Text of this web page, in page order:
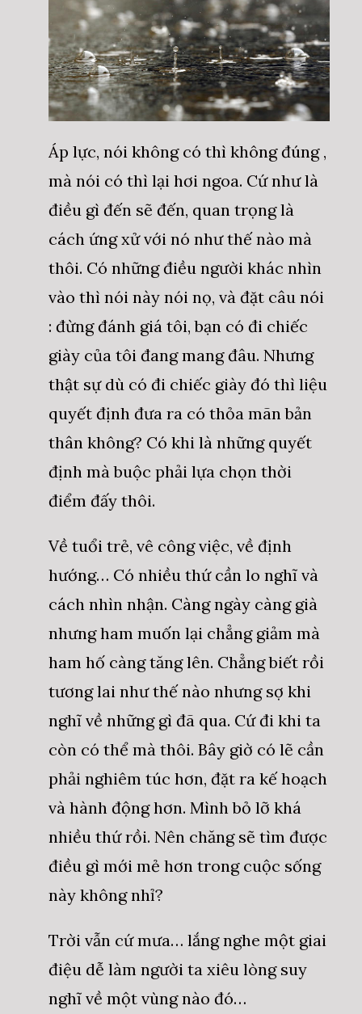
Áp lực, nói không có thì không đúng ,
mà nói có thì lại hơi ngoa. Cứ như là
điều gì đến sẽ đến, quan trọng là
cách ứng xử với nó như thế nào mà
thôi. Có những điều người khác nhìn
vào thì nói này nói nọ, và đặt câu nói
: đừng đánh giá tôi, bạn có đi chiếc
giày của tôi đang mang đâu. Nhưng
thật sự dù có đi chiếc giày đó thì liệu
quyết định đưa ra có thỏa mãn bản
thân không? Có khi là những quyết
định mà buộc phải lựa chọn thời
điểm đấy thôi.
Về tuổi trẻ, vê công việc, về định
hướng… Có nhiều thứ cần lo nghĩ và
cách nhìn nhận. Càng ngày càng già
nhưng ham muốn lại chẳng giảm mà
ham hố càng tăng lên. Chẳng biết rồi
tương lai như thế nào nhưng sợ khi
nghĩ về những gì đã qua. Cứ đi khi ta
còn có thể mà thôi. Bây giờ có lẽ cần
phải nghiêm túc hơn, đặt ra kế hoạch
và hành động hơn. Mình bỏ lỡ khá
nhiều thứ rồi. Nên chăng sẽ tìm được
điều gì mới mẻ hơn trong cuộc sống
này không nhỉ?
Trời vẫn cứ mưa… lắng nghe một giai
điệu dễ làm người ta xiêu lòng suy
nghĩ về một vùng nào đó…